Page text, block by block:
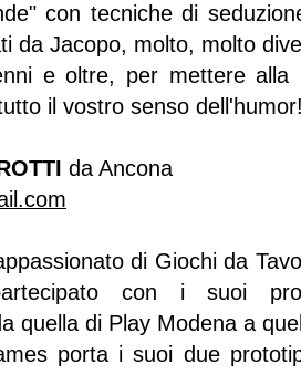
con tecniche di
da Jacopo, molto, molto
e oltre, per mettere alla
il vostro senso
da Ancona
di Giochi da
con i suoi
quella di Play Modena a
porta i suoi due